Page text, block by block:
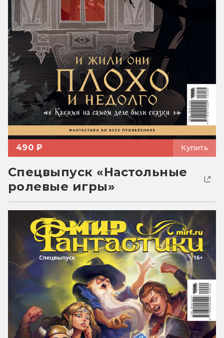
490 ₽ Купить
Спецвыпуск «Настольные
ролевые игры»